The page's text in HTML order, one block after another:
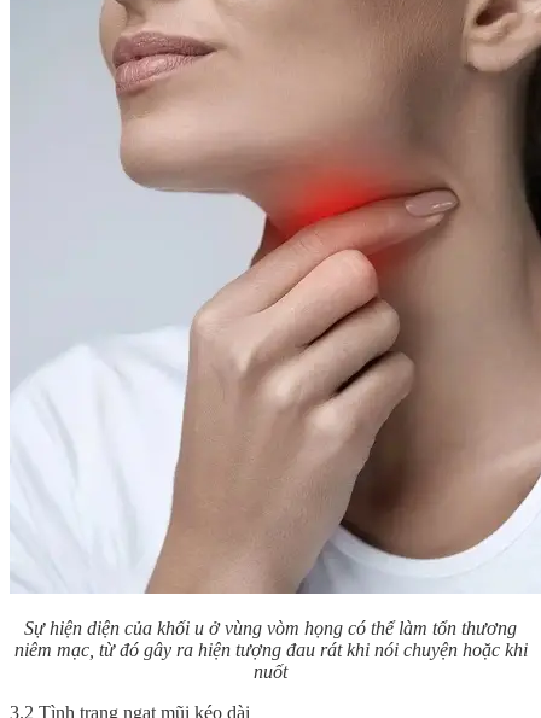
Sự hiện diện của khối u ở vùng vòm họng có thể làm tổn thương
niêm mạc, từ đó gây ra hiện tượng đau rát khi nói chuyện hoặc khi
nuốt
3.2 Tình trạng ngạt mũi kéo dài